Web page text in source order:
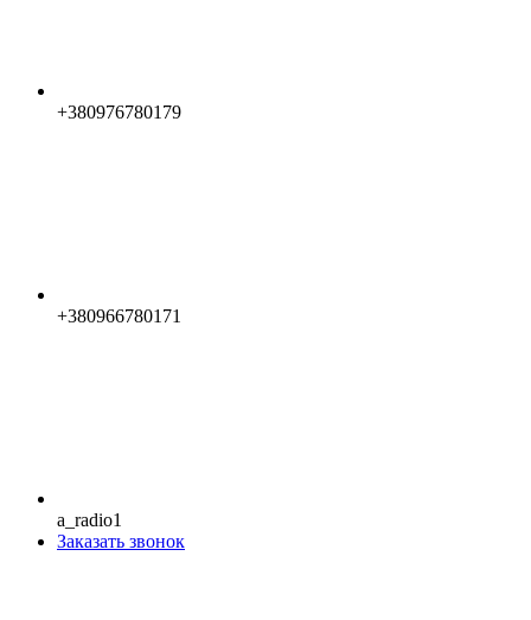
+380976780179
+380966780171
a_radio1
Заказать звонок